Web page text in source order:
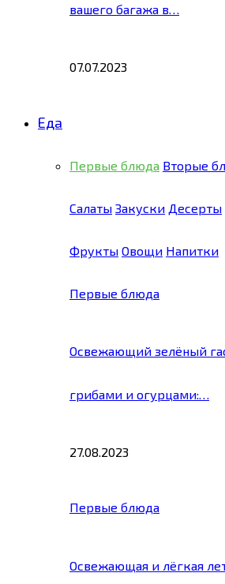
вашего багажа в…
07.07.2023
Еда
Первые блюда Вторые
Салаты Закуски Десерты
Фрукты Овощи Напитки
Первые блюда
Освежающий зелёный
грибами и огурцами:…
27.08.2023
Первые блюда
Освежающая и лёгкая